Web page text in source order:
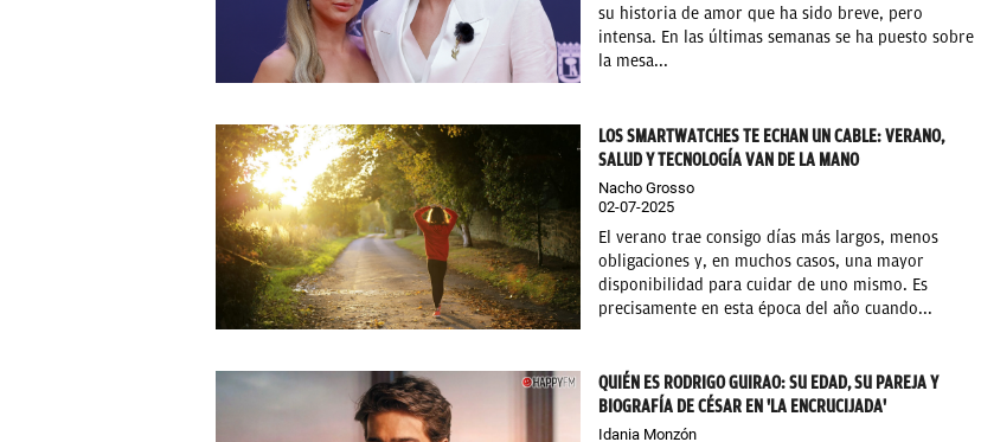
su historia de amor que ha sido breve, pero
intensa. En las últimas semanas se ha puesto sobre
la mesa...
LOS SMARTWATCHES TE ECHAN UN CABLE: VERANO,
SALUD Y TECNOLOGÍA VAN DE LA MANO
Nacho Grosso
02-07-2025
El verano trae consigo días más largos, menos
obligaciones y, en muchos casos, una mayor
disponibilidad para cuidar de uno mismo. Es
precisamente en esta época del año cuando...
QUIÉN ES RODRIGO GUIRAO: SU EDAD, SU PAREJA Y
BIOGRAFÍA DE CÉSAR EN 'LA ENCRUCIJADA'
Idania Monzón